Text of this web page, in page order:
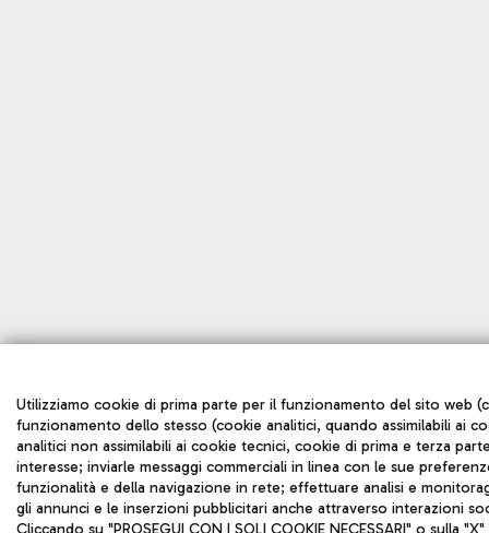
Utilizziamo cookie di prima parte per il funzionamento del sito web
funzionamento dello stesso (cookie analitici, quando assimilabili ai
analitici non assimilabili ai cookie tecnici, cookie di prima e terza
interesse; inviarle messaggi commerciali in linea con le sue
funzionalità e della navigazione in rete; effettuare analisi e
gli annunci e le inserzioni pubblicitari anche attraverso interazioni
Cliccando su "PROSEGUI CON I SOLI COOKIE NECESSARI" o sulla